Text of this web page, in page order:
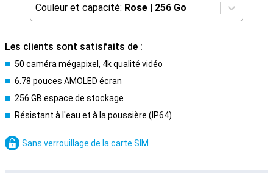
Couleur et capacité: Rose | 256 Go
Les clients sont satisfaits de :
50 caméra mégapixel, 4k qualité vidéo
6.78 pouces AMOLED écran
256 GB espace de stockage
Résistant à l'eau et à la poussière (IP64)
Sans verrouillage de la carte SIM